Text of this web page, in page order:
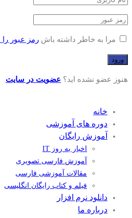
مرا به خاطر داشته باش رمز عبور
هنوز عضو نشده اید؟ عضویت در سایت
خانه
دوره های آموزشی
آموزش رایگان
اخبار به روز IT
آموزش فارسی تصویری
مقالات آموزشی فارسی
فیلم و کتاب رایگان انگلیسی
دانلود نرم افزار
درباره ما